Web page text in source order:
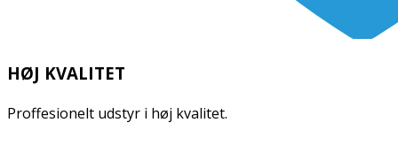
HØJ KVALITET
Proffesionelt udstyr i høj kvalitet.